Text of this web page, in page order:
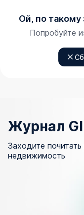
Ой, по такому
Попробуйте
Журнал
Заходите
недвижимость